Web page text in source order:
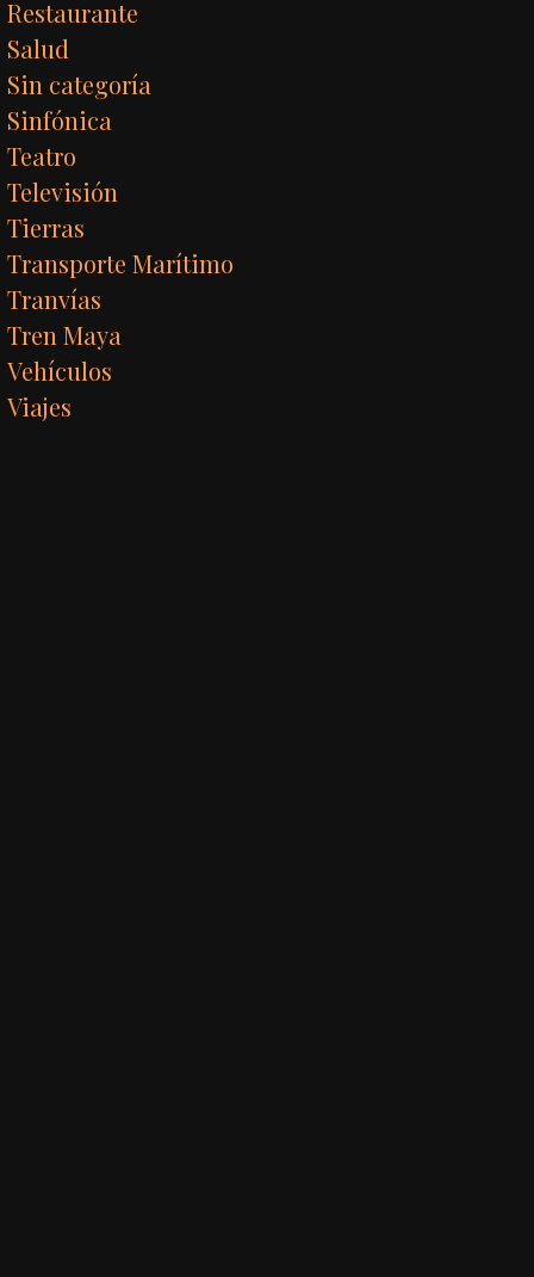
Restaurante
Salud
Sin categoría
Sinfónica
Teatro
Televisión
Tierras
Transporte Marítimo
Tranvías
Tren Maya
Vehículos
Viajes